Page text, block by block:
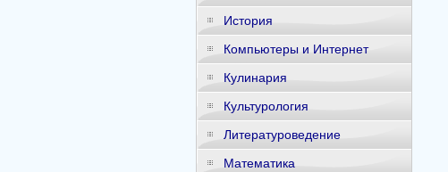
История
Компьютеры и Интернет
Кулинария
Культурология
Литературоведение
Математика